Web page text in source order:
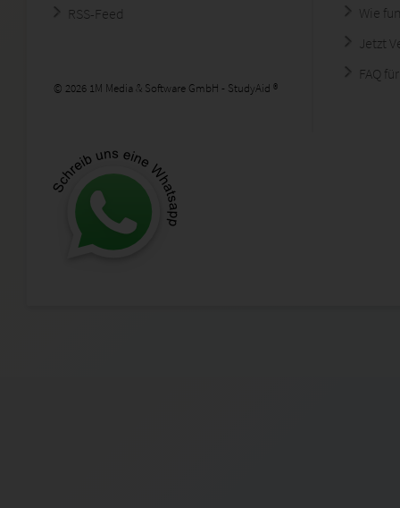
RSS-Feed
© 2026 1M Media & Software GmbH - StudyAid ®
Wie
Jetzt
FAQ